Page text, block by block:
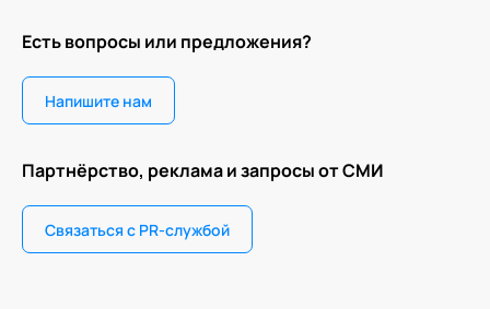
Есть вопросы или предложения?
Напишите нам
Партнёрство, реклама и запросы от СМИ
Связаться с PR-службой